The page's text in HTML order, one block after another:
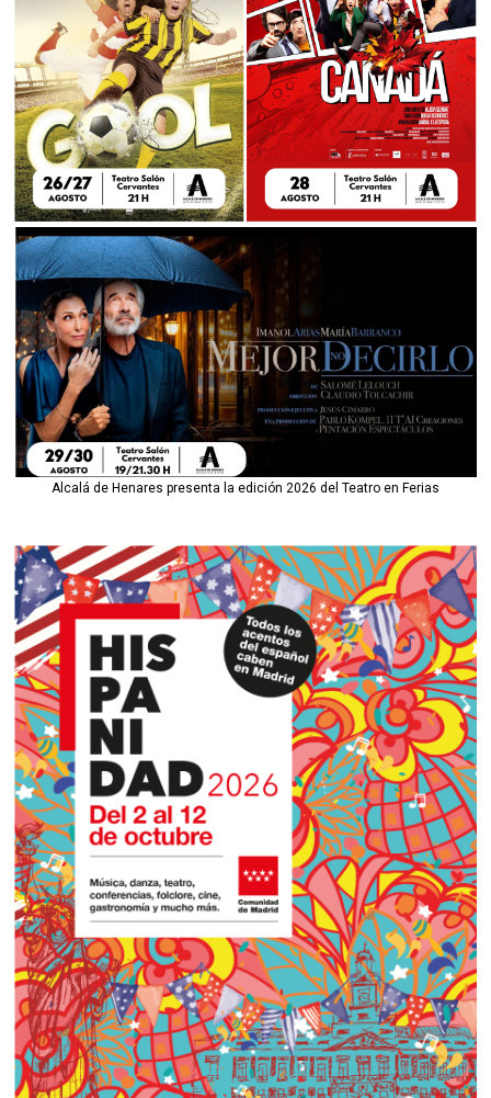
Alcalá de Henares presenta la edición 2026 del Teatro en Ferias